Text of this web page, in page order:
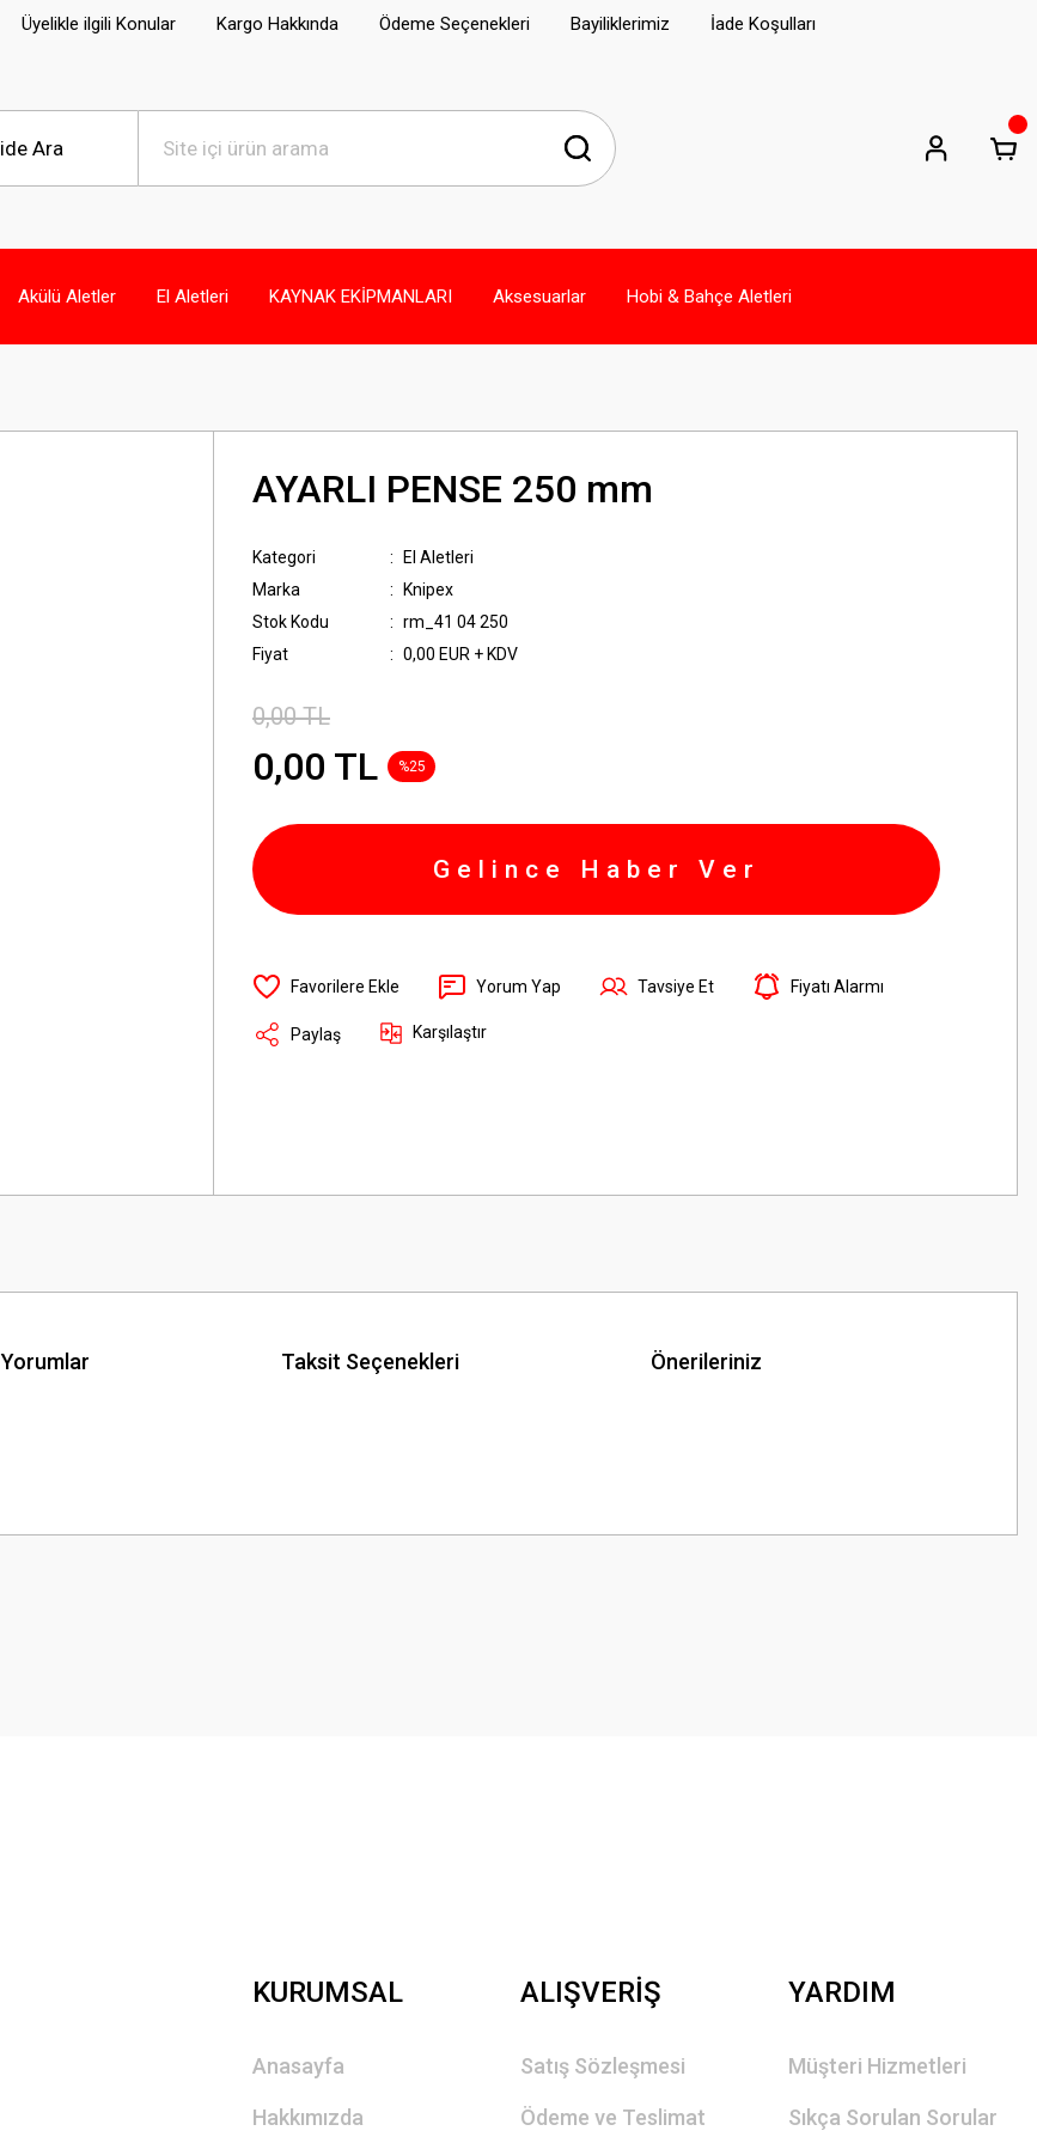
Üyelikle ilgili Konular Kargo Hakkında Ödeme Seçenekleri Bayiliklerimiz İade Koşulları
Akülü Aletler El Aletleri KAYNAK EKİPMANLARI Aksesuarlar Hobi & Bahçe Aletleri
AYARLI PENSE 250 mm
Kategori
El Aletleri
Marka
Knipex
Stok Kodu
rm_41 04 250
Fiyat
0,00 EUR + KDV
0,00 TL
0,00 TL %25
Gelince Haber Ver
Yorum Yap Tavsiye Et Fiyatı Alarmı
Paylaş Karşılaştır
Yorumlar Taksit Seçenekleri Önerileriniz
KURUMSAL
Anasayfa
Hakkımızda
ALIŞVERİŞ
Satış Sözleşmesi
Ödeme ve Teslimat
YARDIM
Müşteri Hizmetleri
Sıkça Sorulan Sorular